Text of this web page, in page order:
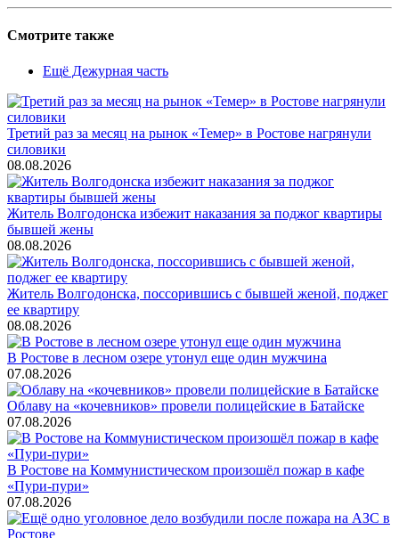
Смотрите также
Ещё Дежурная часть
Третий раз за месяц на рынок «Темер» в Ростове нагрянули
силовики
08.08.2026
Житель Волгодонска избежит наказания за поджог квартиры
бывшей жены
08.08.2026
Житель Волгодонска, поссорившись с бывшей женой, поджег
ее квартиру
08.08.2026
В Ростове в лесном озере утонул еще один мужчина
07.08.2026
Облаву на «кочевников» провели полицейские в Батайске
07.08.2026
В Ростове на Коммунистическом произошёл пожар в кафе
«Пури-пури»
07.08.2026